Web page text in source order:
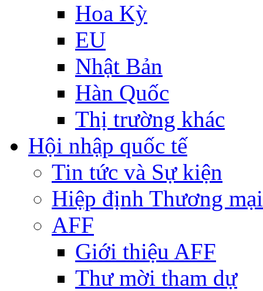
Hoa Kỳ
EU
Nhật Bản
Hàn Quốc
Thị trường khác
Hội nhập quốc tế
Tin tức và Sự kiện
Hiệp định Thương
AFF
Giới thiệu AFF
Thư mời tham dự